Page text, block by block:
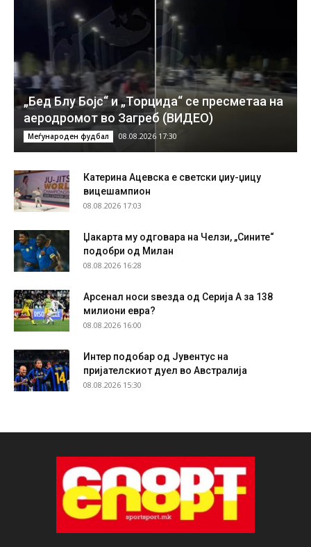
„Бед Блу Бојс“ и „Торцида“ се пресметаа на
аеродромот во Загреб (ВИДЕО)
Меѓународен фудбал 08.08.2026 17:30
Катерина Ацевска е светски џиу-џицу
вицешампион
08.08.2026 17:03
Џакарта му одговара на Челзи, „Сините“
подобри од Милан
08.08.2026 16:28
Арсенал носи ѕвезда од Серија А за 138
милиони евра?
08.08.2026 16:00
Интер подобар од Јувентус на
пријателскиот дуел во Австралија
08.08.2026 15:30